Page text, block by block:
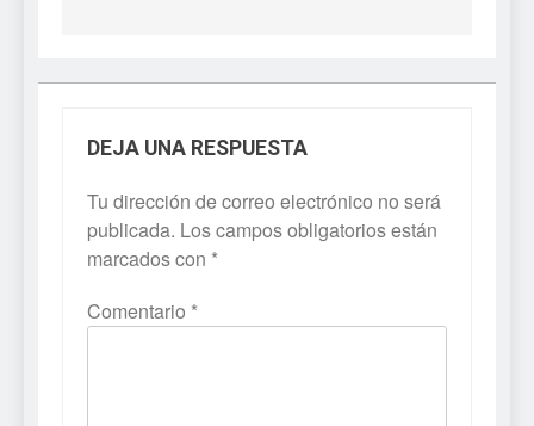
DEJA UNA RESPUESTA
Tu dirección de correo electrónico no será
publicada. Los campos obligatorios están
marcados con *
Comentario *